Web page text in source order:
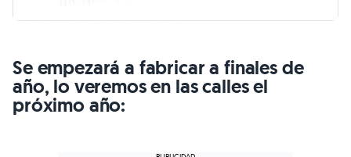
Se empezará a fabricar a finales de
año, lo veremos en las calles el
próximo año: